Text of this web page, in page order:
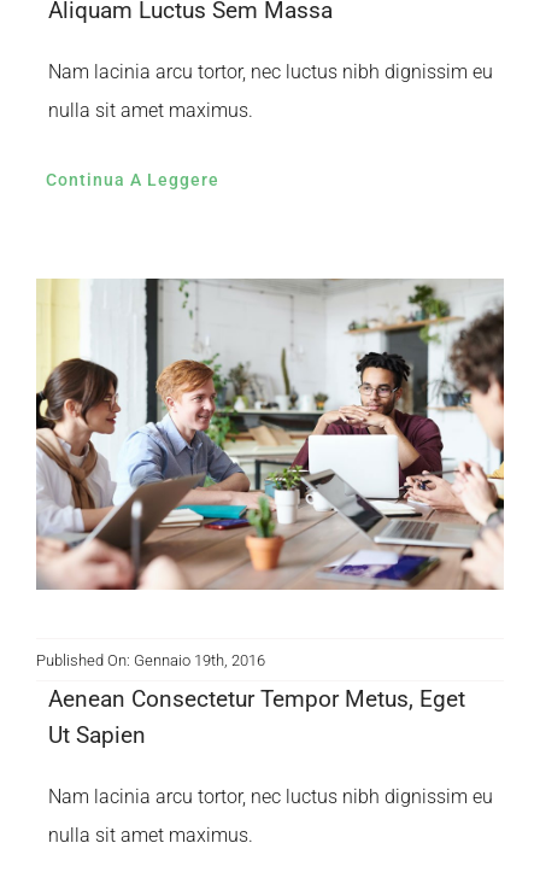
Aliquam Luctus Sem Massa
Nam lacinia arcu tortor, nec luctus nibh dignissim eu
nulla sit amet maximus.
Continua A Leggere
Published On: Gennaio 19th, 2016
Aenean Consectetur Tempor Metus, Eget
Ut Sapien
Nam lacinia arcu tortor, nec luctus nibh dignissim eu
nulla sit amet maximus.